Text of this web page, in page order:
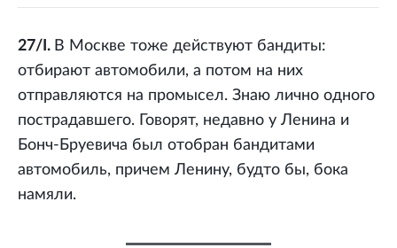
27/I. В Москве тоже действуют бандиты:
отбирают автомобили, а потом на них
отправляются на промысел. Знаю лично одного
пострадавшего. Говорят, недавно у Ленина и
Бонч-Бруевича был отобран бандитами
автомобиль, причем Ленину, будто бы, бока
намяли.